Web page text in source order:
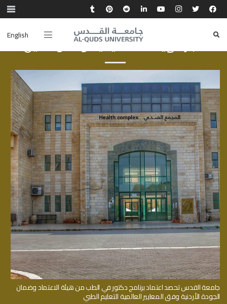
Englishأخبار الهيئة الأكاديمية والموظفين
جامعة القدس تحصد اعتماد برنامج دكتور في الطب من هيئة الاعتماد وضمان
الجودة الأردنية وفق المعايير العالمية للتعليم الطبي